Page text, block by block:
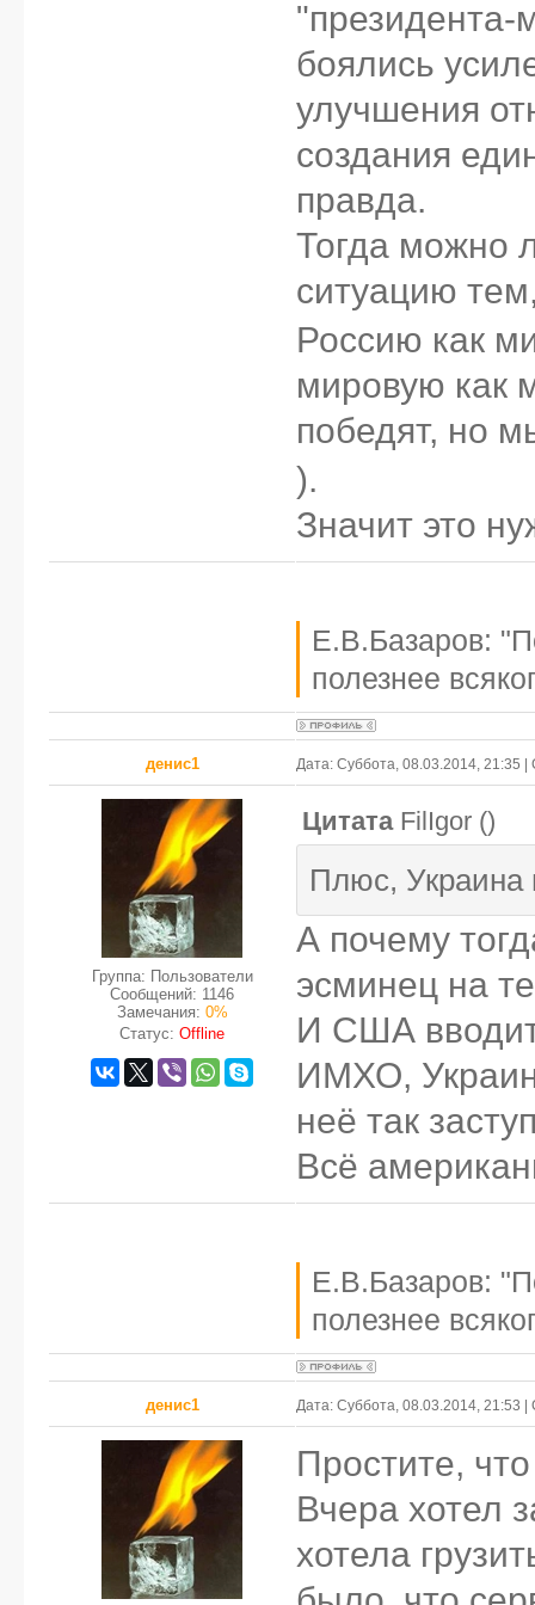
"президента-
боялись
улучшения
создания
правда.
Тогда можно
ситуацию
Россию как
мировую как
победят, но
).
Значит это
Е.В.Базаров:
полезнее
денис1 Дата: Суббота, 08.03.2014, 21:35
Группа: Пользователи
Сообщений: 1146
Замечания: 0%
Статус: Offline
Цитата FilIgor ()
Плюс, Украина
А почему
эсминец на
И США вводит
ИМХО,
неё так
Всё
Е.В.Базаров:
полезнее
денис1 Дата: Суббота, 08.03.2014, 21:53
Простите,
Вчера хотел
хотела